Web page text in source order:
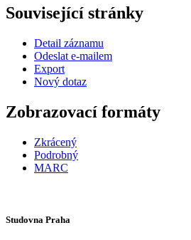
Související stránky
Detail záznamu
Odeslat e-mailem
Export
Nový dotaz
Zobrazovací formáty
Zkrácený
Podrobný
MARC
Studovna Praha